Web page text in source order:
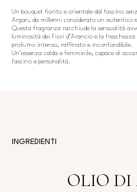
Un bouquet fiorito e orientale dal fascino
Argan, da millenni considerato un autentico
Questa fragranza racchiude la sensualità
luminosità dei Fiori d’Arancio e la
profumo intenso, raffinato e inconfondibile.
Un'essenza calda e femminile, capace di
fascino e personalità.
INGREDIENTI
OLIO DI